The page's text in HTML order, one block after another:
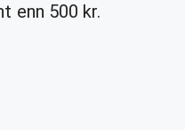
enn 500 kr.